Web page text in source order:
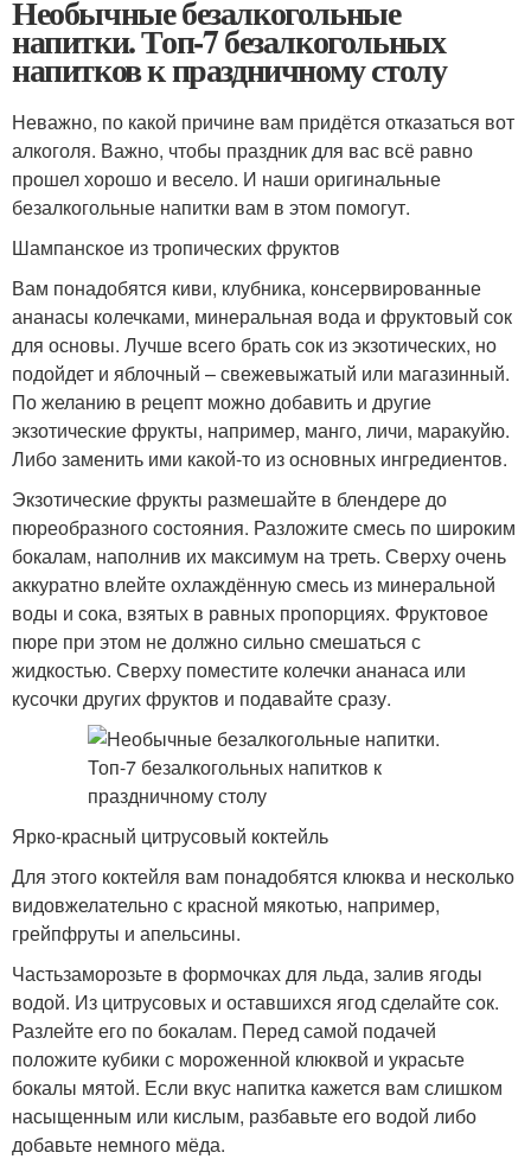
Необычные безалкогольные
напитки. Топ-7 безалкогольных
напитков к праздничному столу
Неважно, по какой причине вам придётся отказаться вот
алкоголя. Важно, чтобы праздник для вас всё равно
прошел хорошо и весело. И наши оригинальные
безалкогольные напитки вам в этом помогут.
Шампанское из тропических фруктов
Вам понадобятся киви, клубника, консервированные
ананасы колечками, минеральная вода и фруктовый сок
для основы. Лучше всего брать сок из экзотических, но
подойдет и яблочный – свежевыжатый или магазинный.
По желанию в рецепт можно добавить и другие
экзотические фрукты, например, манго, личи, маракуйю.
Либо заменить ими какой-то из основных ингредиентов.
Экзотические фрукты размешайте в блендере до
пюреобразного состояния. Разложите смесь по широким
бокалам, наполнив их максимум на треть. Сверху очень
аккуратно влейте охлаждённую смесь из минеральной
воды и сока, взятых в равных пропорциях. Фруктовое
пюре при этом не должно сильно смешаться с
жидкостью. Сверху поместите колечки ананаса или
кусочки других фруктов и подавайте сразу.
Ярко-красный цитрусовый коктейль
Для этого коктейля вам понадобятся клюква и несколько
видовжелательно с красной мякотью, например,
грейпфруты и апельсины.
Частьзаморозьте в формочках для льда, залив ягоды
водой. Из цитрусовых и оставшихся ягод сделайте сок.
Разлейте его по бокалам. Перед самой подачей
положите кубики с мороженной клюквой и украсьте
бокалы мятой. Если вкус напитка кажется вам слишком
насыщенным или кислым, разбавьте его водой либо
добавьте немного мёда.